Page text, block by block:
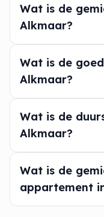
Wat is de
Alkmaar?
Wat is de
Alkmaar?
Wat is de
Alkmaar?
Wat is de
appartement